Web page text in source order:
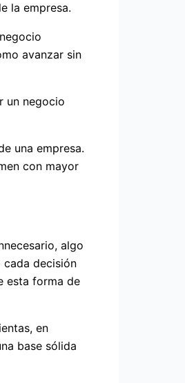
la empresa.
avanzar sin
un negocio
una empresa.
con mayor
algo
cada decisión
esta forma de
en
base sólida